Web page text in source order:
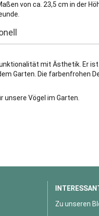
von ca. 23,5 cm in der
mit Ästhetik. Er
Garten. Die farbenfrohen
unsere Vögel im Garten.
Zu unseren